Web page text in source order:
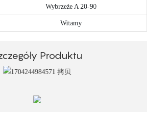
Wybrzeże A 20-90
Witamy
Produktu